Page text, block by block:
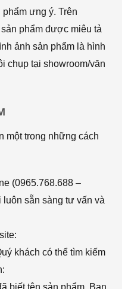
ưng ý. Trên
phẩm được miêu tả
ảnh sản phẩm là hình
chụp tại showroom/văn
một trong những cách
(0965.768.688 –
luôn sẵn sàng tư vấn và
khách có thể tìm kiếm